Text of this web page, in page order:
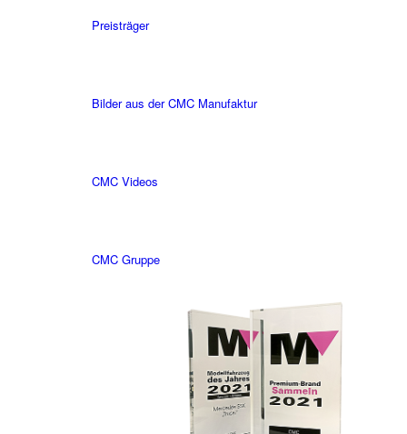
Preisträger
Bilder aus der CMC Manufaktur
CMC Videos
CMC Gruppe